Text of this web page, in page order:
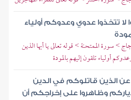
لا تتخذوا عدوي وعدوكم أولياء
> سورة الممتحنة > قوله تعالى يا أيها الذين
أولياء تلقون إليهم بالمودة
عن الذين قاتلوكم في الدين
وظاهروا على إخراجكم أن